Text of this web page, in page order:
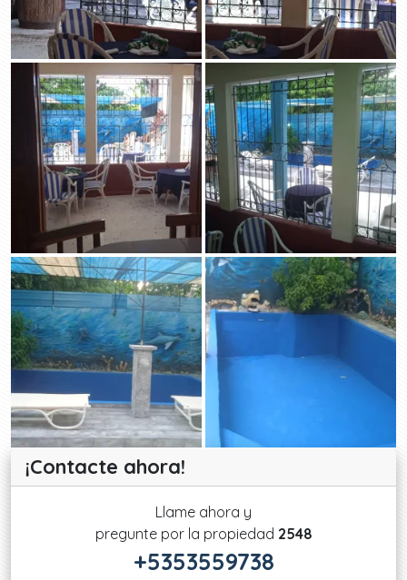
¡Contacte ahora!
Llame ahora y
pregunte por la propiedad 2548
+5353559738